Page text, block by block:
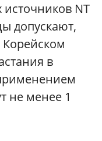
NT
допускают,
в
не менее 1